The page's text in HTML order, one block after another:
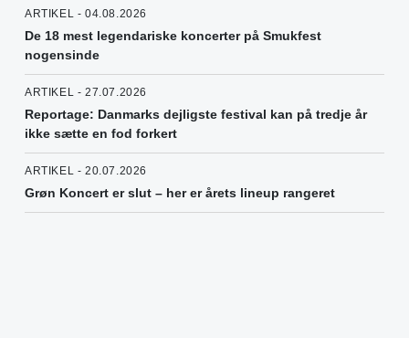
ARTIKEL - 04.08.2026
De 18 mest legendariske koncerter på Smukfest
nogensinde
ARTIKEL - 27.07.2026
Reportage: Danmarks dejligste festival kan på tredje år
ikke sætte en fod forkert
ARTIKEL - 20.07.2026
Grøn Koncert er slut – her er årets lineup rangeret